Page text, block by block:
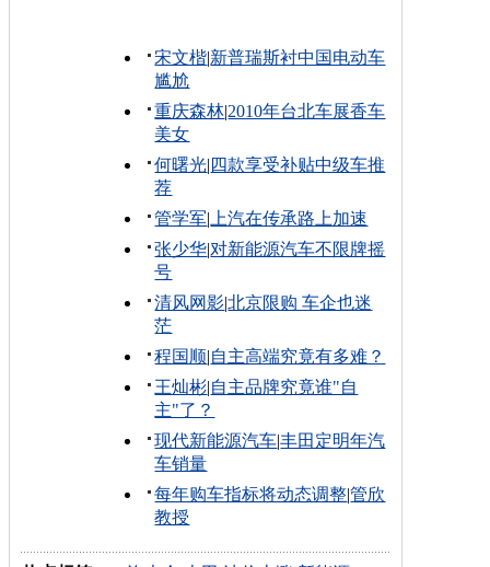
宋文楷|新普瑞斯衬中国电动车
尴尬
重庆森林|2010年台北车展香车
美女
何曙光| 四款享受补贴中级车推
荐
管学军| 上汽在传承路上加速
张少华|对新能源汽车不限牌摇
号
清风网影|北京限购 车企也迷
茫
程国顺|自主高端究竟有多难？
王灿彬|自主品牌究竟谁"自
主"了？
现代新能源汽车|丰田定明年汽
车销量
每年购车指标将动态调整|管欣
教授